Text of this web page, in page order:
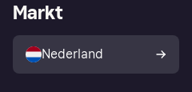
Markt
Nederland